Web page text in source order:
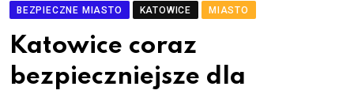
BEZPIECZNE MIASTO KATOWICE MIASTO
Katowice coraz
bezpieczniejsze dla